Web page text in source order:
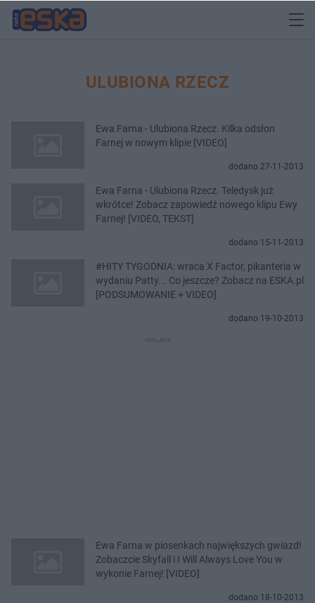
ULUBIONA RZECZ
Ewa Farna - Ulubiona Rzecz. Kilka odsłon
Farnej w nowym klipie [VIDEO]
dodano 27-11-2013
Ewa Farna - Ulubiona Rzecz. Teledysk już
wkrótce! Zobacz zapowiedź nowego klipu Ewy
Farnej! [VIDEO, TEKST]
dodano 15-11-2013
#HITY TYGODNIA: wraca X Factor, pikanteria w
wydaniu Patty... Co jeszcze? Zobacz na ESKA.pl
[PODSUMOWANIE + VIDEO]
dodano 19-10-2013
Ewa Farna w piosenkach największych gwiazd!
Zobaczcie Skyfall i I Will Always Love You w
wykonie Farnej! [VIDEO]
dodano 18-10-2013